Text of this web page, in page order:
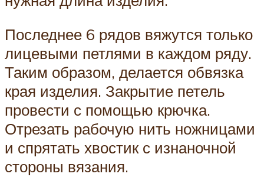
Последнее 6 рядов вяжутся только
лицевыми петлями в каждом ряду.
Таким образом, делается обвязка
края изделия. Закрытие петель
провести с помощью крючка.
Отрезать рабочую нить ножницами
и спрятать хвостик с изнаночной
стороны вязания.